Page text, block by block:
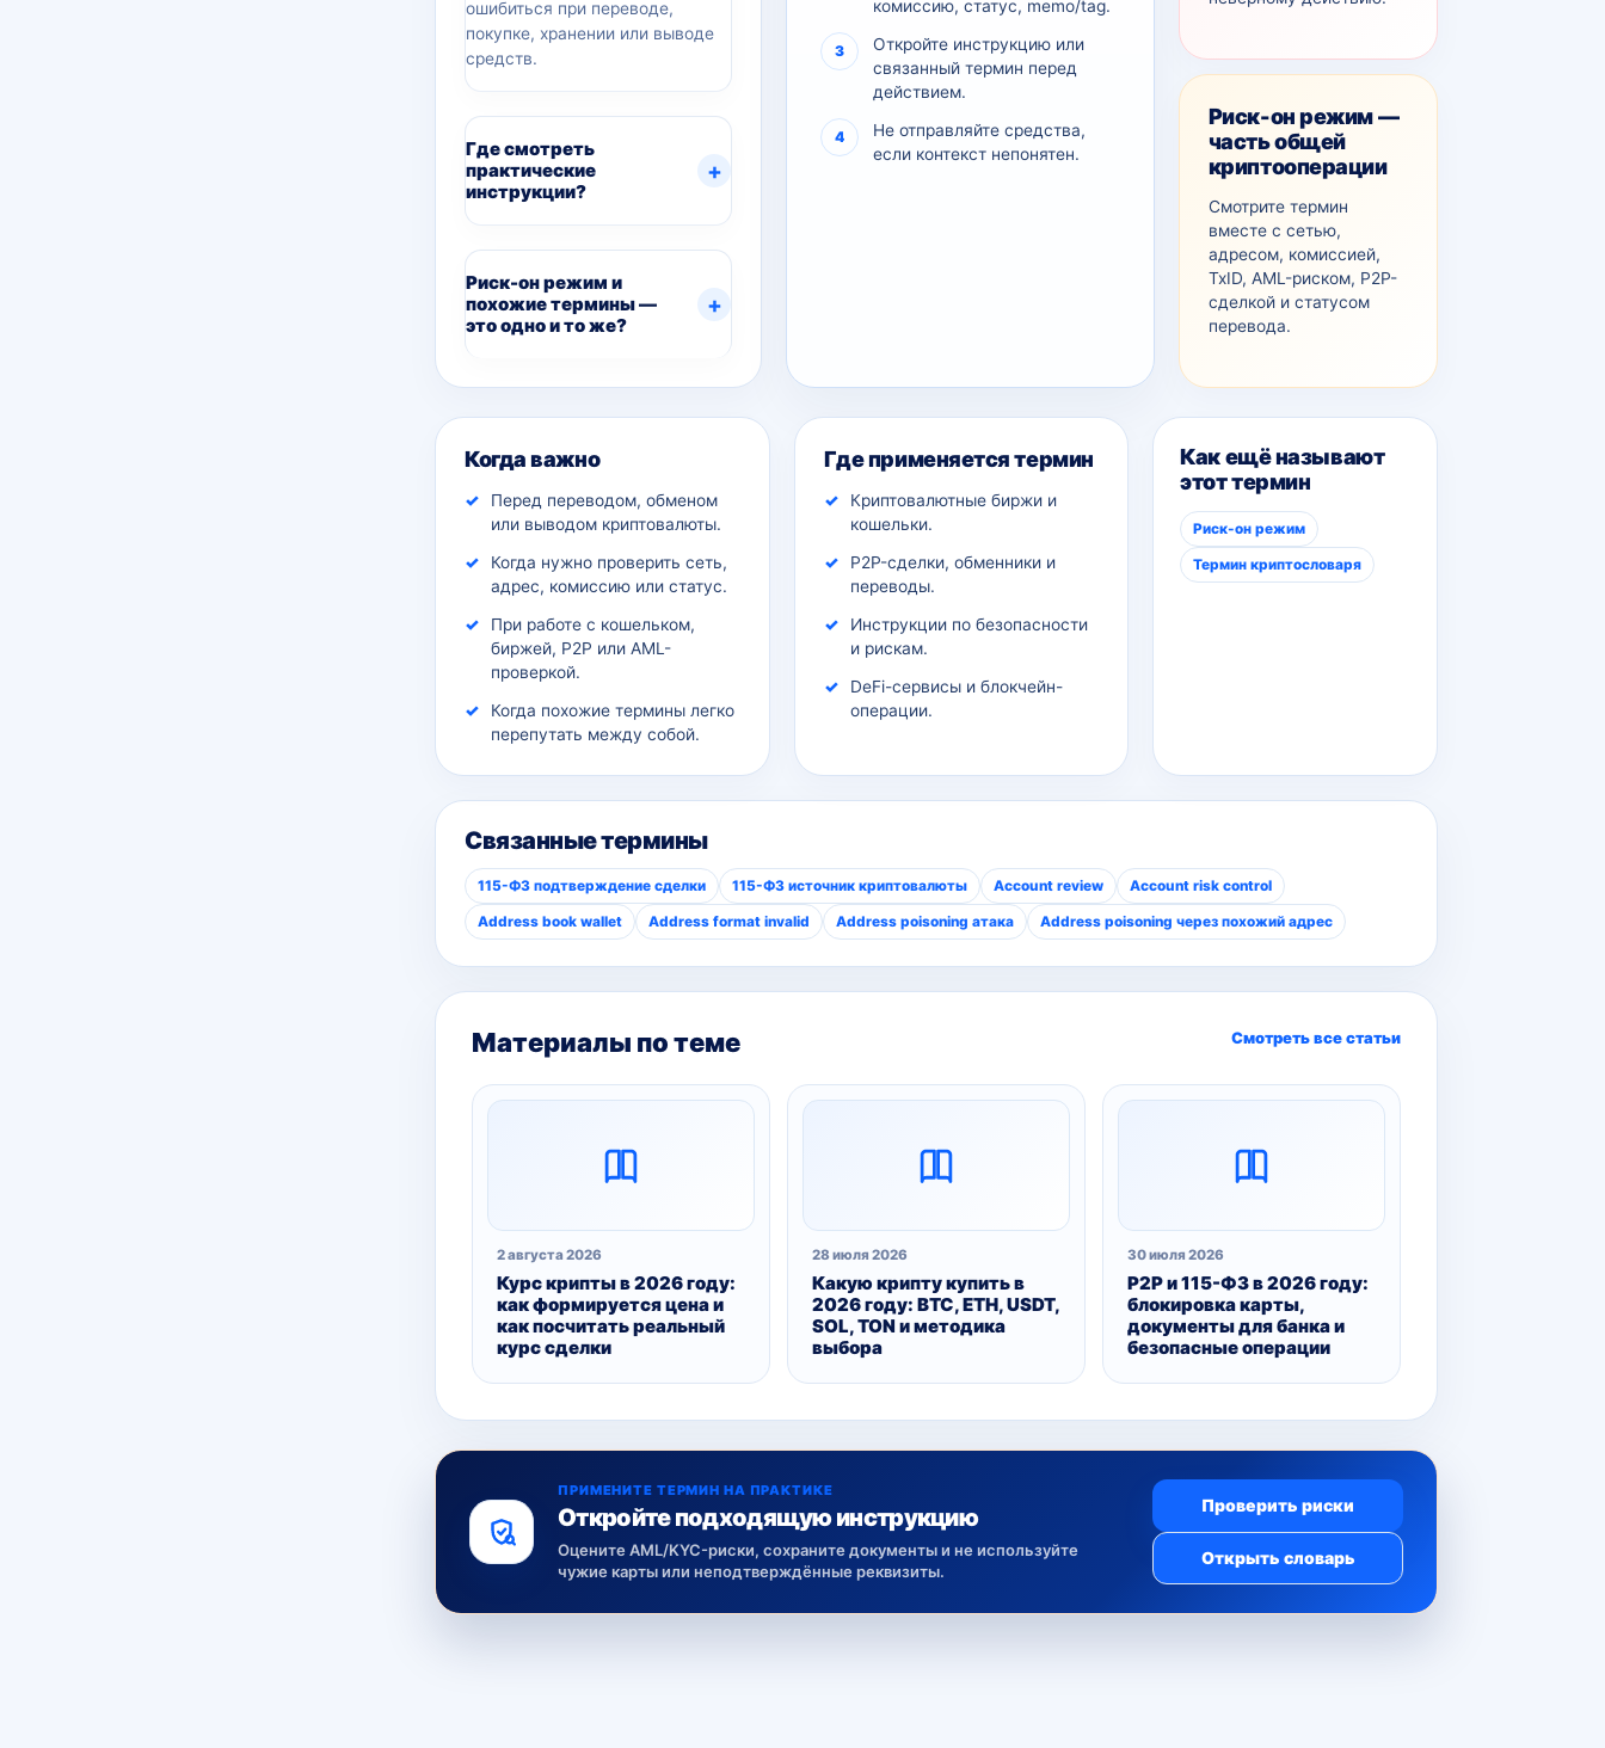
ошибиться при переводе,
покупке, хранении или выводе
средств.
Где смотреть
практические
инструкции?
Риск-он режим и
похожие термины —
это одно и то же?
комиссию, статус, memo/tag.
Откройте инструкцию или
связанный термин перед
действием.
Не отправляйте средства,
если контекст непонятен.
Риск-он режим —
часть общей
криптооперации
Смотрите термин
вместе с сетью,
адресом, комиссией,
TxID, AML-рискoм, P2P-
сделкой и статусом
перевода.
Дополнительный контекст
Когда важно
Перед переводом, обменом
или выводом криптовалюты.
Когда нужно проверить сеть,
адрес, комиссию или статус.
При работе с кошельком,
биржей, P2P или AML-
проверкой.
Когда похожие термины легко
перепутать между собой.
Где применяется термин
Криптовалютные биржи и
кошельки.
P2P-сделки, обменники и
переводы.
Инструкции по безопасности
и рискам.
DeFi-сервисы и блокчейн-
операции.
Как ещё называют
этот термин
Риск-он режим
Термин криптословаря
Связанные термины
115-ФЗ подтверждение сделки 115-ФЗ источник криптовалюты Account review Account risk control
Address book wallet Address format invalid Address poisoning атака Address poisoning через похожий адрес
Материалы по теме Смотреть все статьи
2 августа 2026
Курс крипты в 2026 году:
как формируется цена и
как посчитать реальный
курс сделки
28 июля 2026
Какую крипту купить в
2026 году: BTC, ETH, USDT,
SOL, TON и методика
выбора
30 июля 2026
P2P и 115-ФЗ в 2026 году:
блокировка карты,
документы для банка и
безопасные операции
ПРИМЕНИТЕ ТЕРМИН НА ПРАКТИКЕ
Откройте подходящую инструкцию
Оцените AML/KYC-риски, сохраните документы и не используйте
чужие карты или неподтверждённые реквизиты.
Проверить риски
Открыть словарь